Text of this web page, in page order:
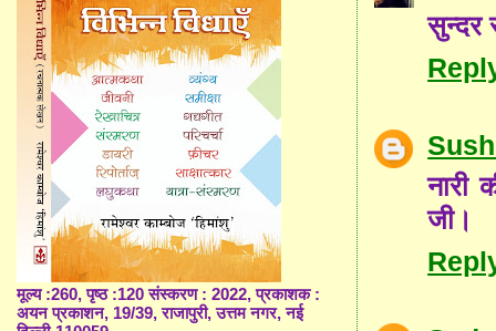
सुन्दर
नारी
जी।
मूल्य :260, पृष्ठ :120 संस्करण : 2022, प्रकाशक :
अयन प्रकाशन, 19/39, राजापुरी, उत्तम नगर, नई